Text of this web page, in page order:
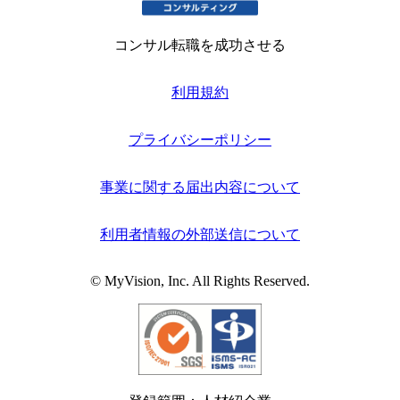
コンサル転職を成功させる
利用規約
プライバシーポリシー
事業に関する届出内容について
利用者情報の外部送信について
© MyVision, Inc. All Rights Reserved.